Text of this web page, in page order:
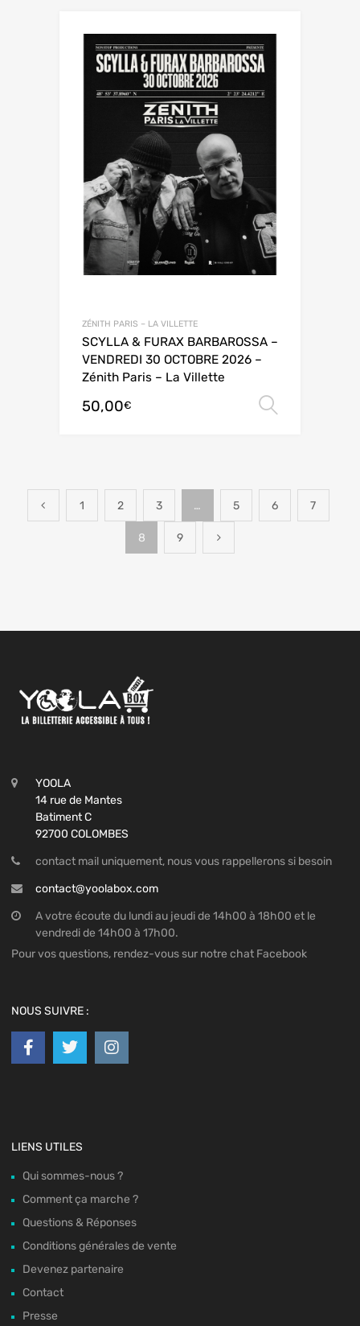
ZÉNITH PARIS – LA VILLETTE
SCYLLA & FURAX BARBAROSSA –
VENDREDI 30 OCTOBRE 2026 –
Zénith Paris – La Villette
50,00€
1 2 3 … 5 6 7
8 9
YOOLA
14 rue de Mantes
Batiment C
92700 COLOMBES
contact mail uniquement, nous vous rappellerons si besoin
contact@yoolabox.com
A votre écoute du lundi au jeudi de 14h00 à 18h00 et le
vendredi de 14h00 à 17h00.
Pour vos questions, rendez-vous sur notre chat Facebook
NOUS SUIVRE :
LIENS UTILES
Qui sommes-nous ?
Comment ça marche ?
Questions & Réponses
Conditions générales de vente
Devenez partenaire
Contact
Presse